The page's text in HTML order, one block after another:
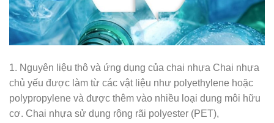
1. Nguyên liệu thô và ứng dụng của chai nhựa Chai nhựa
chủ yếu được làm từ các vật liệu như polyethylene hoặc
polypropylene và được thêm vào nhiều loại dung môi hữu
cơ. Chai nhựa sử dụng rộng rãi polyester (PET),